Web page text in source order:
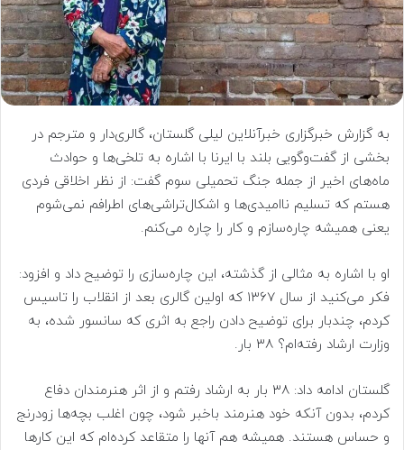
به گزارش خبرگزاری خبرآنلاین لیلی گلستان، گالری‌دار و مترجم در
بخشی از گفت‌وگویی بلند با ایرنا با اشاره به تلخی‌ها و حوادث
ماه‌های اخیر از جمله جنگ تحمیلی سوم گفت: از نظر اخلاقی فردی
هستم که تسلیم ناامیدی‌ها و اشکال‌تراشی‌های اطرافم نمی‌شوم
یعنی همیشه چاره‌سازم و کار را چاره می‌کنم.
او با اشاره به مثالی از گذشته، این چاره‌سازی را توضیح داد و افزود:
فکر می‌کنید از سال ۱۳۶۷ که اولین گالری بعد از انقلاب را تاسیس
کردم، چندبار برای توضیح دادن راجع به اثری که سانسور شده، به
وزارت ارشاد رفته‌ام؟ ۳۸ بار.
گلستان ادامه داد: ۳۸ بار به ارشاد رفتم و از اثر هنرمندان دفاع
کردم، بدون آنکه خود هنرمند باخبر شود، چون اغلب بچه‌ها زودرنج
و حساس هستند. همیشه هم آنها را متقاعد کرده‌ام که این کارها